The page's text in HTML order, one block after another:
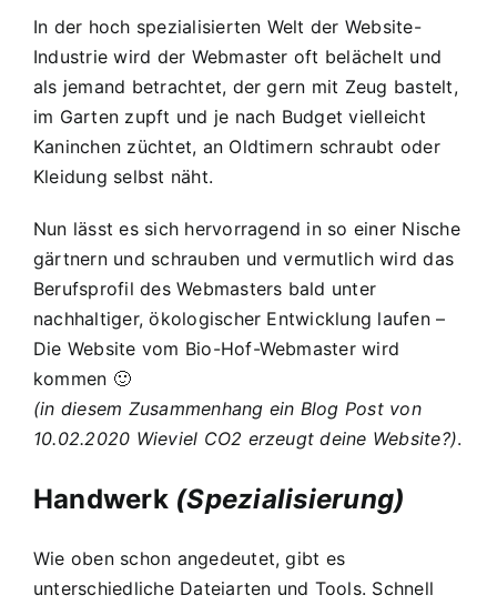
In der hoch spezialisierten Welt der Website-
Industrie wird der Webmaster oft belächelt und
als jemand betrachtet, der gern mit Zeug bastelt,
im Garten zupft und je nach Budget vielleicht
Kaninchen züchtet, an Oldtimern schraubt oder
Kleidung selbst näht.
Nun lässt es sich hervorragend in so einer Nische
gärtnern und schrauben und vermutlich wird das
Berufsprofil des Webmasters bald unter
nachhaltiger, ökologischer Entwicklung laufen –
Die Website vom Bio-Hof-Webmaster wird
kommen 🙂
(in diesem Zusammenhang ein Blog Post von
10.02.2020 Wieviel CO2 erzeugt deine Website?).
Handwerk (Spezialisierung)
Wie oben schon angedeutet, gibt es
unterschiedliche Dateiarten und Tools. Schnell